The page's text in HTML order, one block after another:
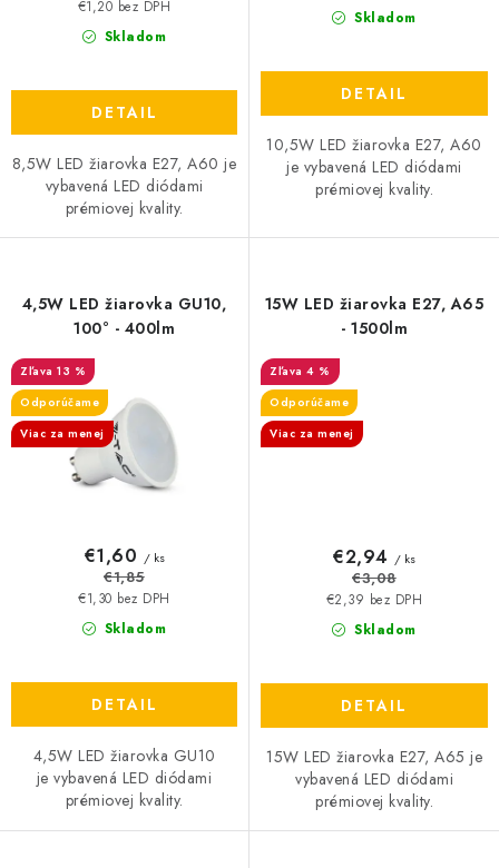
Skladom
€1,20 bez DPH
DETAIL
8,5W LED žiarovka E27, A60 je
vybavená LED diódami
prémiovej kvality.
Skladom
DETAIL
10,5W LED žiarovka E27, A60
je vybavená LED diódami
prémiovej kvality.
4,5W LED žiarovka GU10,
100° - 400lm
13 %
Odporúčame
Viac za menej
Skladom
€1,30 bez DPH
€1,60 / ks
€1,85
DETAIL
4,5W LED žiarovka GU10
je vybavená LED diódami
prémiovej kvality.
15W LED žiarovka E27, A65
- 1500lm
4 %
Odporúčame
Viac za menej
Skladom
€2,39 bez DPH
€2,94 / ks
€3,08
DETAIL
15W LED žiarovka E27, A65 je
vybavená LED diódami
prémiovej kvality.